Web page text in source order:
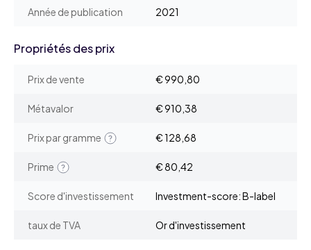
Année de publication 2021
Propriétés des prix
Prix de vente € 990,80
Métavalor € 910,38
Prix par gramme € 128,68
Prime € 80,42
Score d'investissement Investment-score: B-label
taux de TVA Or d'investissement